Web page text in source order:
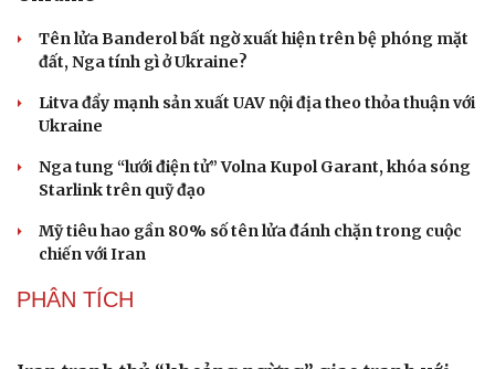
Quy tập hài cốt liệt sĩ trong hang đá ở xã Cư Pui, tỉnh
Đắk Lắk
"Loạn" biển hiệu tiếng nước ngoài: Đã đến lúc chấn
chỉnh
VŨ KHÍ